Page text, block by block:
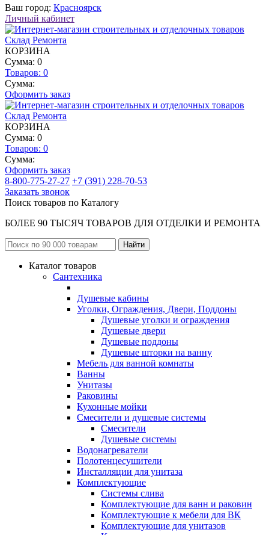
Ваш город: Красноярск
Личный кабинет
КОРЗИНА
Сумма: 0
Товаров: 0
Сумма:
Оформить заказ
КОРЗИНА
Сумма: 0
Товаров: 0
Сумма:
Оформить заказ
8-800-775-27-27 +7 (391) 228-70-53
Заказать звонок
Поиск товаров по Каталогу
БОЛЕЕ 90 ТЫСЯЧ ТОВАРОВ ДЛЯ ОТДЕЛКИ И РЕМОНТА
Каталог товаров
Сантехника
Душевые кабины
Уголки, Ограждения, Двери, Поддоны
Душевые уголки и ограждения
Душевые двери
Душевые поддоны
Душевые шторки на ванну
Мебель для ванной комнаты
Ванны
Унитазы
Раковины
Кухонные мойки
Смесители и душевые системы
Смесители
Душевые системы
Водонагреватели
Полотенцесушители
Инсталляции для унитаза
Комплектующие
Системы слива
Комплектующие для ванн и раковин
Комплектующие к мебели для ВК
Комплектующие для унитазов